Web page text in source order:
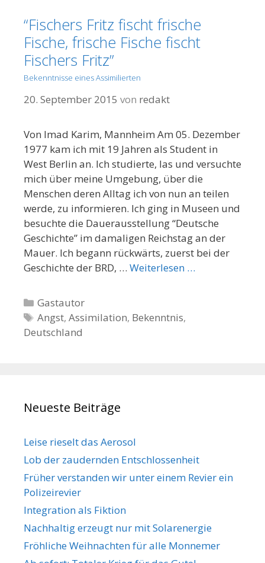
e
r
“Fischers Fritz fischt frische
Fische, frische Fische fischt
Fischers Fritz”
Bekenntnisse eines Assimilierten
20. September 2015 von redakt
Von Imad Karim, Mannheim Am 05. Dezember
1977 kam ich mit 19 Jahren als Student in
West Berlin an. Ich studierte, las und versuchte
mich über meine Umgebung, über die
Menschen deren Alltag ich von nun an teilen
werde, zu informieren. Ich ging in Museen und
besuchte die Dauerausstellung “Deutsche
Geschichte” im damaligen Reichstag an der
Mauer. Ich begann rückwärts, zuerst bei der
Geschichte der BRD, … Weiterlesen …
K
a
t
i
Gastautor
S
c
w
e
r
Angst,Assimilation, Bekenntnis,
Deutschland
Neueste Beiträge
Leise rieselt das Aerosol
Lob der zaudernden Entschlossenheit
Früher verstanden wir unter einem Revier ein
Polizeirevier
Integration als Fiktion
Nachhaltig erzeugt nur mit Solarenergie
Fröhliche Weihnachten für alle Monnemer